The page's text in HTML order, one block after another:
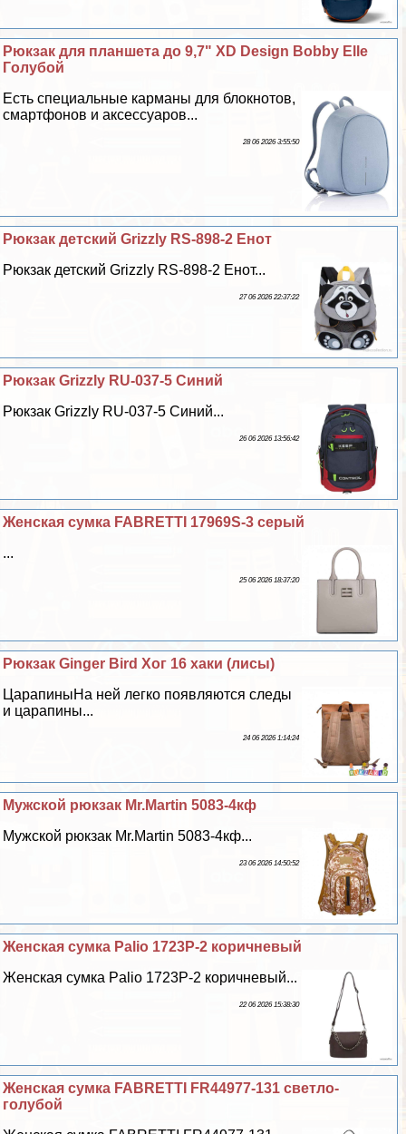
Рюкзак для планшета до 9,7" XD Design Bobby Elle
Гoлyбой
Есть специальные карманы для блокнотов,
смартфонов и аксессуаров...
28 06 2026 3:55:50
Рюкзак детский Grizzly RS-898-2 Енот
Рюкзак детский Grizzly RS-898-2 Енот...
27 06 2026 22:37:22
Рюкзак Grizzly RU-037-5 Синий
Рюкзак Grizzly RU-037-5 Синий...
26 06 2026 13:56:42
Женская сумка FABRETTI 17969S-3 серый
...
25 06 2026 18:37:20
Рюкзак Ginger Bird Хог 16 хаки (лисы)
ЦарапиныНа ней легко появляются следы
и царапины...
24 06 2026 1:14:24
Мужской рюкзак Mr.Martin 5083-4кф
Мужской рюкзак Mr.Martin 5083-4кф...
23 06 2026 14:50:52
Женская сумка Palio 1723P-2 коричневый
Женская сумка Palio 1723P-2 коричневый...
22 06 2026 15:38:30
Женская сумка FABRETTI FR44977-131 светло-
гoлyбой